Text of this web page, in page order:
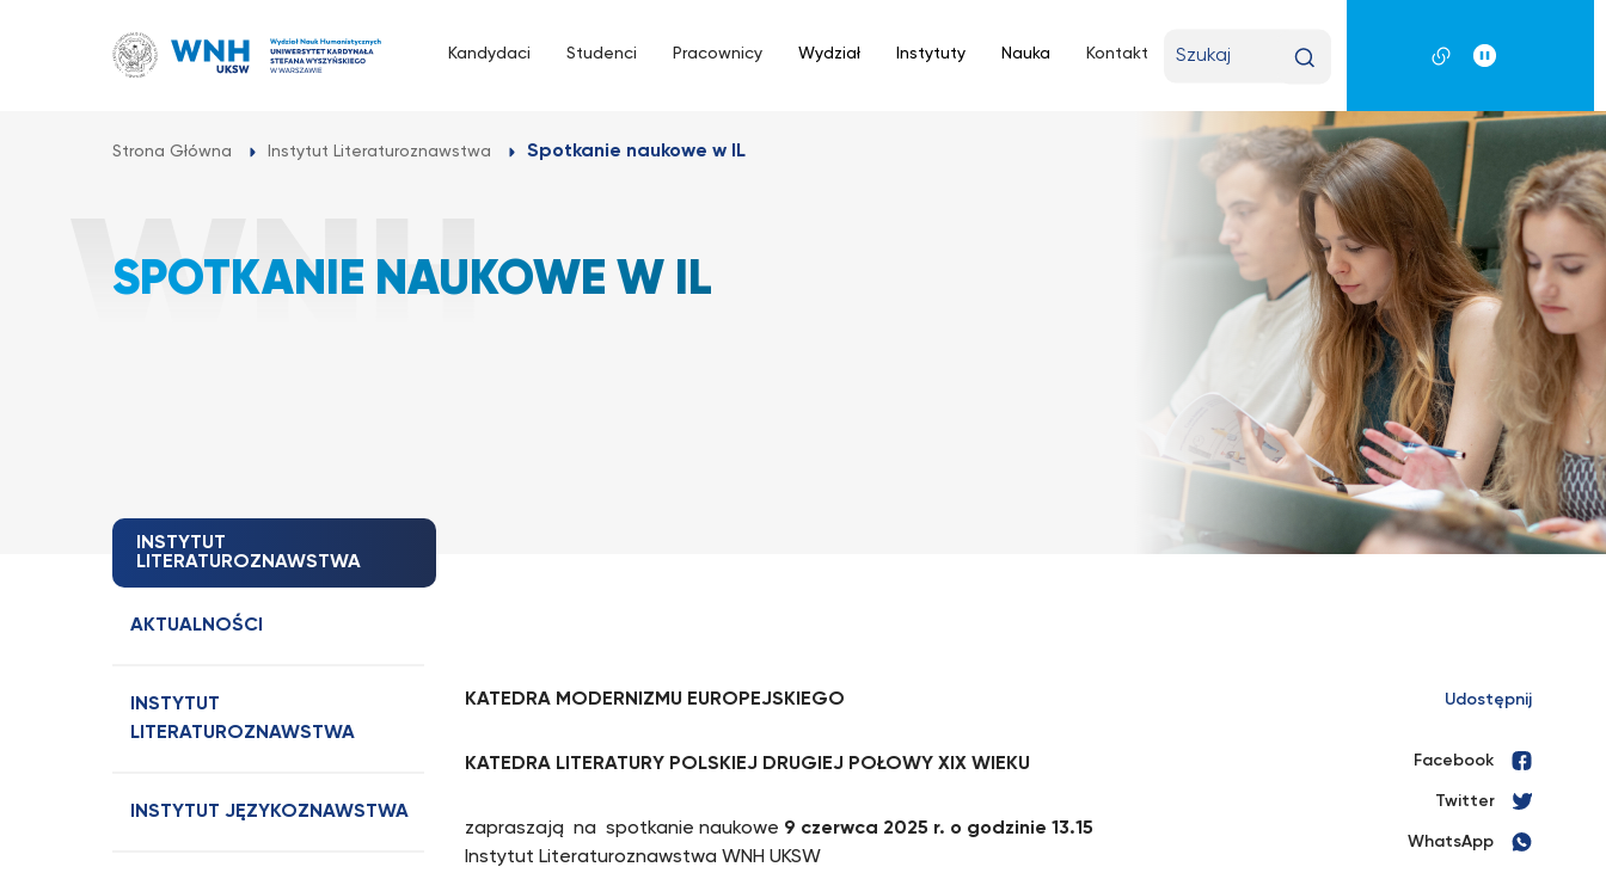
Kandydaci Studenci Pracownicy Wydział Instytuty Nauka Kontakt
wyszukiwaną
Strona Główna Instytut Literaturoznawstwa Spotkanie naukowe w IL
SPOTKANIE NAUKOWE W IL
INSTYTUT
LITERATUROZNAWSTWA
AKTUALNOŚCI
INSTYTUT
LITERATUROZNAWSTWA
INSTYTUT JĘZYKOZNAWSTWA
KATEDRA MODERNIZMU EUROPEJSKIEGO
KATEDRA LITERATURY POLSKIEJ DRUGIEJ POŁOWY XIX WIEKU
zapraszają na spotkanie naukowe 9 czerwca 2025 r. o godzinie 13.15
Instytut Literaturoznawstwa WNH UKSW
Udostępnij
Facebook
Twitter
WhatsApp